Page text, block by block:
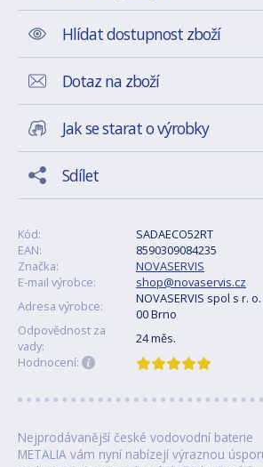
Hlídat dostupnost zboží
Dotaz na zboží
Jak se starat o výrobky
Sdílet
Kód:
SADAECO52RT
EAN:
8590309084235
Značka:
NOVASERVIS
E-mail výrobce:
shop@novaservis.cz
Adresa výrobce:
NOVASERVIS spol s r.
00 Brno
Odpovědnost za
vady:
24 měs.
Hodnocení:
Nejprodávanější české vodovodní baterie
METALIA vám nyní nabízejí výraznou